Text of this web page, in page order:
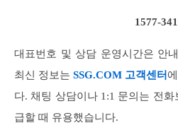
1577-
대표번호 및 상담 운영시간은 안
최신 정보는 SSG.COM 고객센터
다. 채팅 상담이나 1:1 문의는 전
급할 때 유용했습니다.